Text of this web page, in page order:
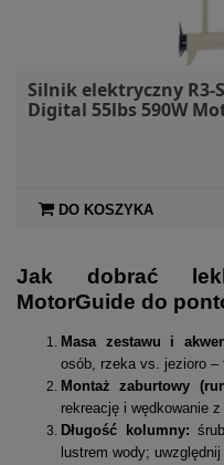
Silnik elektryczny R3-
Digital 55lbs 590W
DO KOSZYKA
Jak dobrać
MotorGuide do
Masa zestawu i
osób, rzeka vs. jezioro –
Montaż zaburtowy
rekreację i wędkowanie z
Długość kolumny:
lustrem wody;